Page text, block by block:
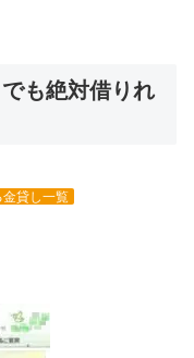
も絶対借りれ
貸し一覧